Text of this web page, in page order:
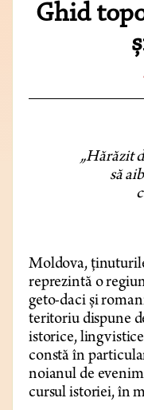
Ghid
„Hărăzit
să
Moldova,
reprezintă o
geto-daci și
teritoriu dispune
istorice,
constă în
noianul de
cursul istoriei, în